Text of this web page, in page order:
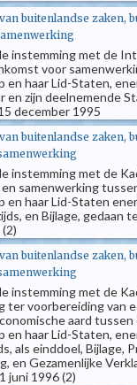
buitenlandse zaken,
instemming met de
voor
en haar Lid-Staten,
en zijn deelnemende
december 1995
buitenlandse zaken,
instemming met de
samenwerking
en haar Lid-Staten
en Bijlage, gedaan
buitenlandse zaken,
instemming met de
ter voorbereiding van
aard tussen
en haar Lid-Staten,
als einddoel, Bijlage,
en Gezamenlijke
juni 1996 (2)